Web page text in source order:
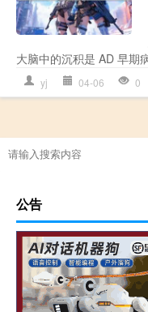
大脑中的沉积是 AD 早期
yj 04-06 0
公告